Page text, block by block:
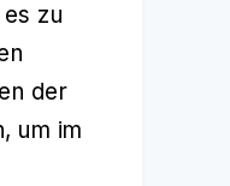
zu
der
um im